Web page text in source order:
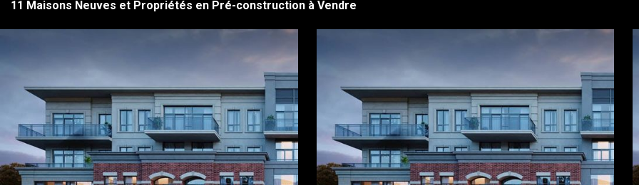
11 Maisons Neuves et Propriétés en Pré-construction à Vendre